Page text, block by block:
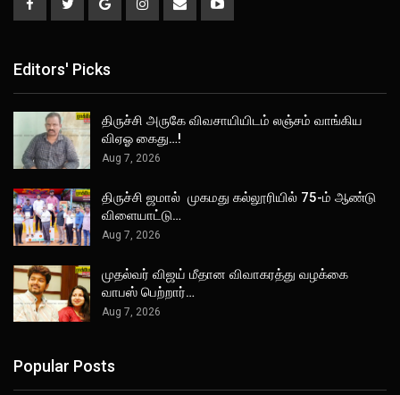
Editors' Picks
திருச்சி அருகே விவசாயியிடம் லஞ்சம் வாங்கிய
விஏஓ கைது…!
Aug 7, 2026
திருச்சி ஜமால் முகமது கல்லூரியில் 75-ம் ஆண்டு
விளையாட்டு…
Aug 7, 2026
முதல்வர் விஜய் மீதான விவாகரத்து வழக்கை
வாபஸ் பெற்றார்…
Aug 7, 2026
Popular Posts